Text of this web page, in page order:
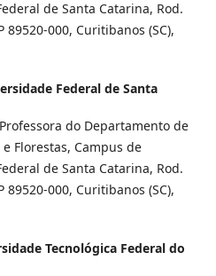
de Santa Catarina, Rod.
89520-000, Curitibanos (SC),
Federal de Santa
do Departamento de
Florestas, Campus de
de Santa Catarina, Rod.
89520-000, Curitibanos (SC),
Tecnológica Federal do